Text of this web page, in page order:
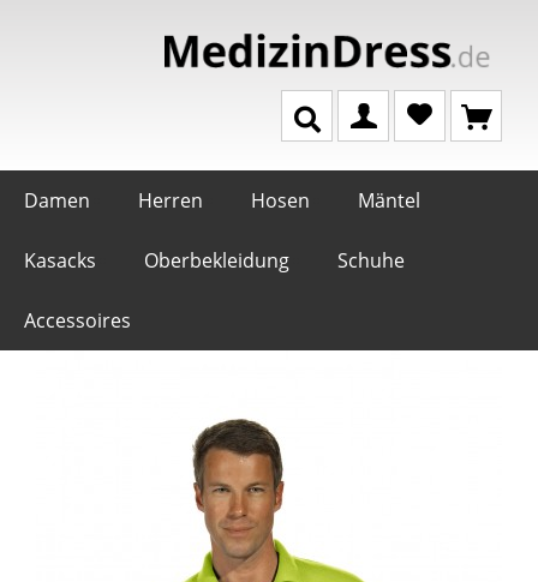
Damen Herren Hosen Mäntel
Kasacks Oberbekleidung Schuhe
Accessoires